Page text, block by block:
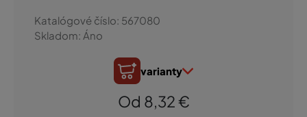
Katalógové číslo: 567080
Skladom: Áno
varianty
Od 8,32 €